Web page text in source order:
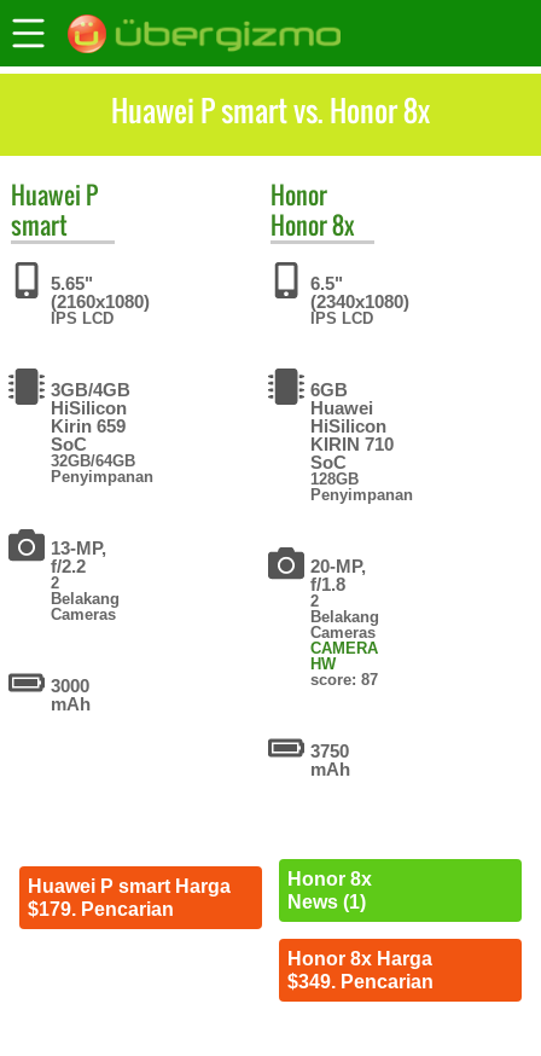
Huawei P smart vs. Honor 8x
Huawei P
smart
5.65"
(2160x1080)
IPS LCD
3GB/4GB
HiSilicon
Kirin 659
SoC
32GB/64GB
Penyimpanan
13-MP,
f/2.2
2
Belakang
Cameras
3000
mAh
Huawei P smart Harga
$179. Pencarian
Honor
Honor 8x
6.5"
(2340x1080)
IPS LCD
6GB
Huawei
HiSilicon
KIRIN 710
SoC
128GB
Penyimpanan
20-MP,
f/1.8
2
Belakang
Cameras
CAMERA
HW
score: 87
3750
mAh
Honor 8x
News (1)
Honor 8x Harga
$349. Pencarian